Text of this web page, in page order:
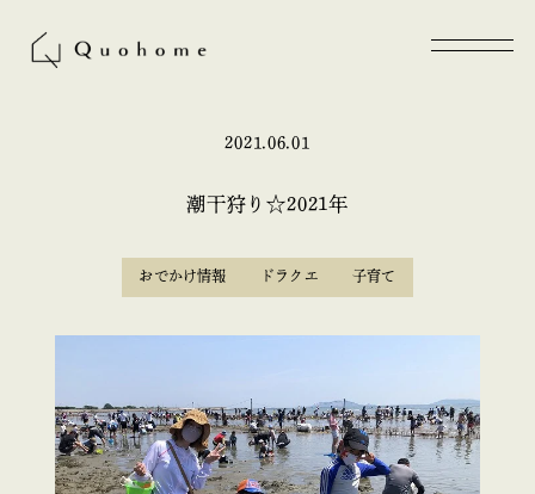
2021.06.01
潮干狩り☆2021年
おでかけ情報 ドラクエ 子育て